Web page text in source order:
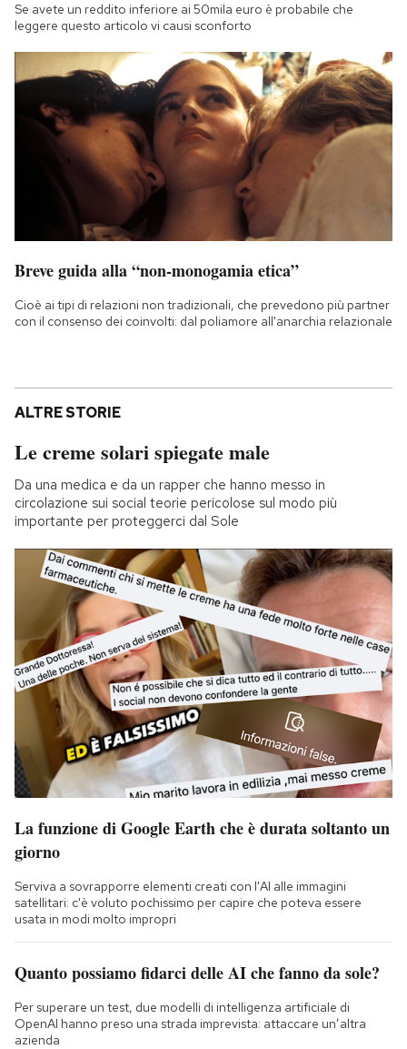
Se avete un reddito inferiore ai 50mila euro è probabile che
leggere questo articolo vi causi sconforto
Breve guida alla “non-monogamia etica”
Cioè ai tipi di relazioni non tradizionali, che prevedono più partner
con il consenso dei coinvolti: dal poliamore all'anarchia relazionale
ALTRE STORIE
Le creme solari spiegate male
Da una medica e da un rapper che hanno messo in
circolazione sui social teorie pericolose sul modo più
importante per proteggerci dal Sole
La funzione di Google Earth che è durata soltanto un
giorno
Serviva a sovrapporre elementi creati con l'AI alle immagini
satellitari: c'è voluto pochissimo per capire che poteva essere
usata in modi molto impropri
Quanto possiamo fidarci delle AI che fanno da sole?
Per superare un test, due modelli di intelligenza artificiale di
OpenAI hanno preso una strada imprevista: attaccare un’altra
azienda